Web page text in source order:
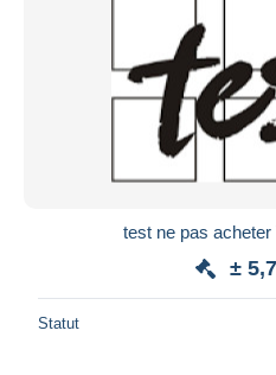
test ne pas
±
Statut